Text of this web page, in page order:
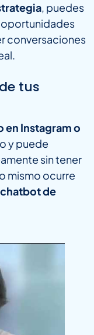
, puedes
oportunidades
conversaciones
tus
en Instagram o
y puede
sin tener
mismo ocurre
de